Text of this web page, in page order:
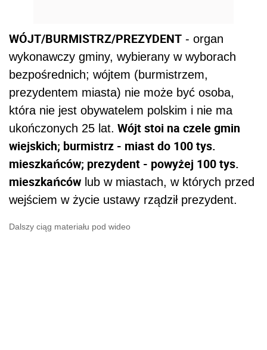
WÓJT/BURMISTRZ/PREZYDENT - organ
wykonawczy gminy, wybierany w wyborach
bezpośrednich; wójtem (burmistrzem,
prezydentem miasta) nie może być osoba,
która nie jest obywatelem polskim i nie ma
ukończonych 25 lat. Wójt stoi na czele gmin
wiejskich; burmistrz - miast do 100 tys.
mieszkańców; prezydent - powyżej 100 tys.
mieszkańców lub w miastach, w których przed
wejściem w życie ustawy rządził prezydent.
Dalszy ciąg materiału pod wideo